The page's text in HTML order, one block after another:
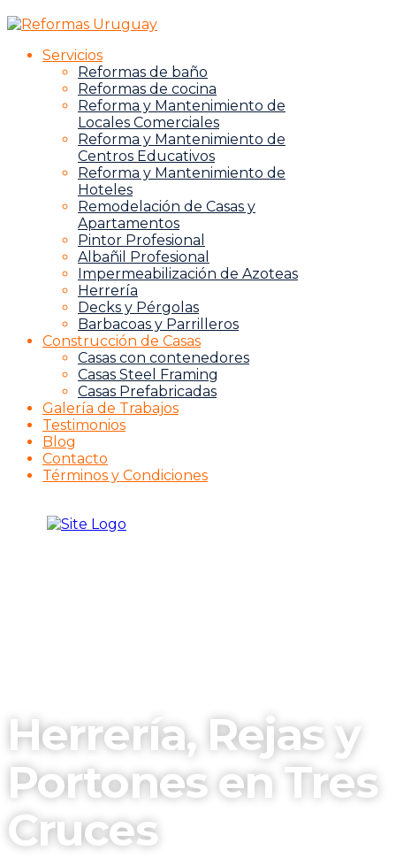
Servicios
Reformas de baño
Reformas de cocina
Reforma y Mantenimiento de
Locales Comerciales
Reforma y Mantenimiento de
Centros Educativos
Reforma y Mantenimiento de
Hoteles
Remodelación de Casas y
Apartamentos
Pintor Profesional
Albañil Profesional
Impermeabilización de Azoteas
Herrería
Decks y Pérgolas
Barbacoas y Parrilleros
Construcción de Casas
Casas con contenedores
Casas Steel Framing
Casas Prefabricadas
Galería de Trabajos
Testimonios
Blog
Contacto
Términos y Condiciones
Herrería, Rejas y
Portones en Tres
Cruces